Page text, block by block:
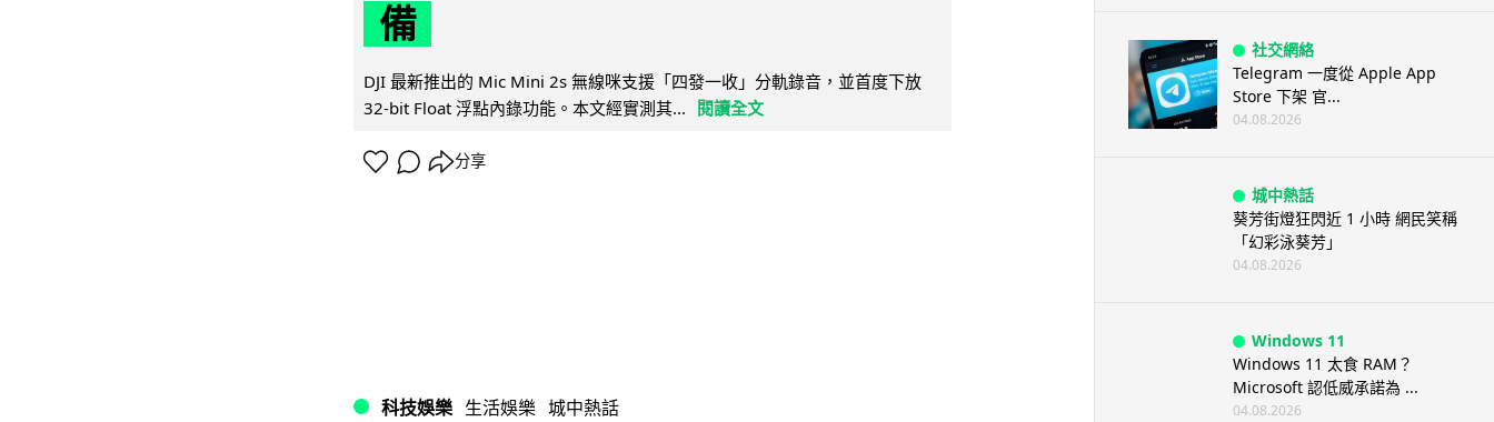
備
DJI 最新推出的 Mic Mini 2s 無線咪支援「四發一收」分軌錄音，並首度下放
32-bit Float 浮點內錄功能。本文經實測其...
閱讀全文
分享
科技娛樂 生活娛樂 城中熱話
社交網絡
Telegram 一度從 Apple App
Store 下架 官...
04.08.2026
城中熱話
葵芳街燈狂閃近 1 小時 網民笑稱
「幻彩泳葵芳」
04.08.2026
Windows 11
Windows 11 太食 RAM？
Microsoft 認低威承諾為 ...
04.08.2026